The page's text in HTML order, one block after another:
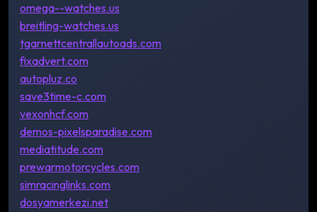
omega--watches.us
breitling-watches.us
tgarnettcentrallautoads.com
fixadvert.com
autopluz.co
save3time-c.com
vexonhcf.com
demos-pixelsparadise.com
mediatitude.com
prewarmotorcycles.com
simracinglinks.com
dosyamerkezi.net